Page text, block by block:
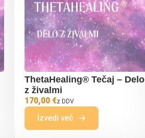
ThetaHealing® Tečaj – Delo
z živalmi
170,00 €z DDV
Izvedi več